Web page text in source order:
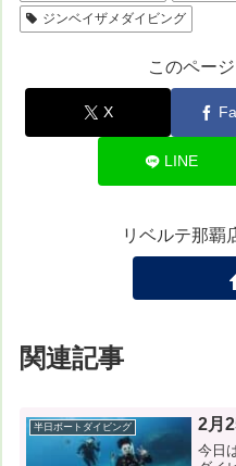
ジンベイザメダイビング
このペー
X
LINE
リベルテ那覇
関連記事
半日ボートダイビング 2月
今日